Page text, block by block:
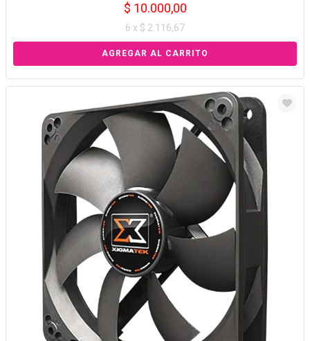
$ 10.000,00
6 x $ 2.116,67